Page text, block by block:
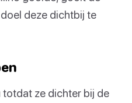
deze dichtbij te
ze dichter bij de